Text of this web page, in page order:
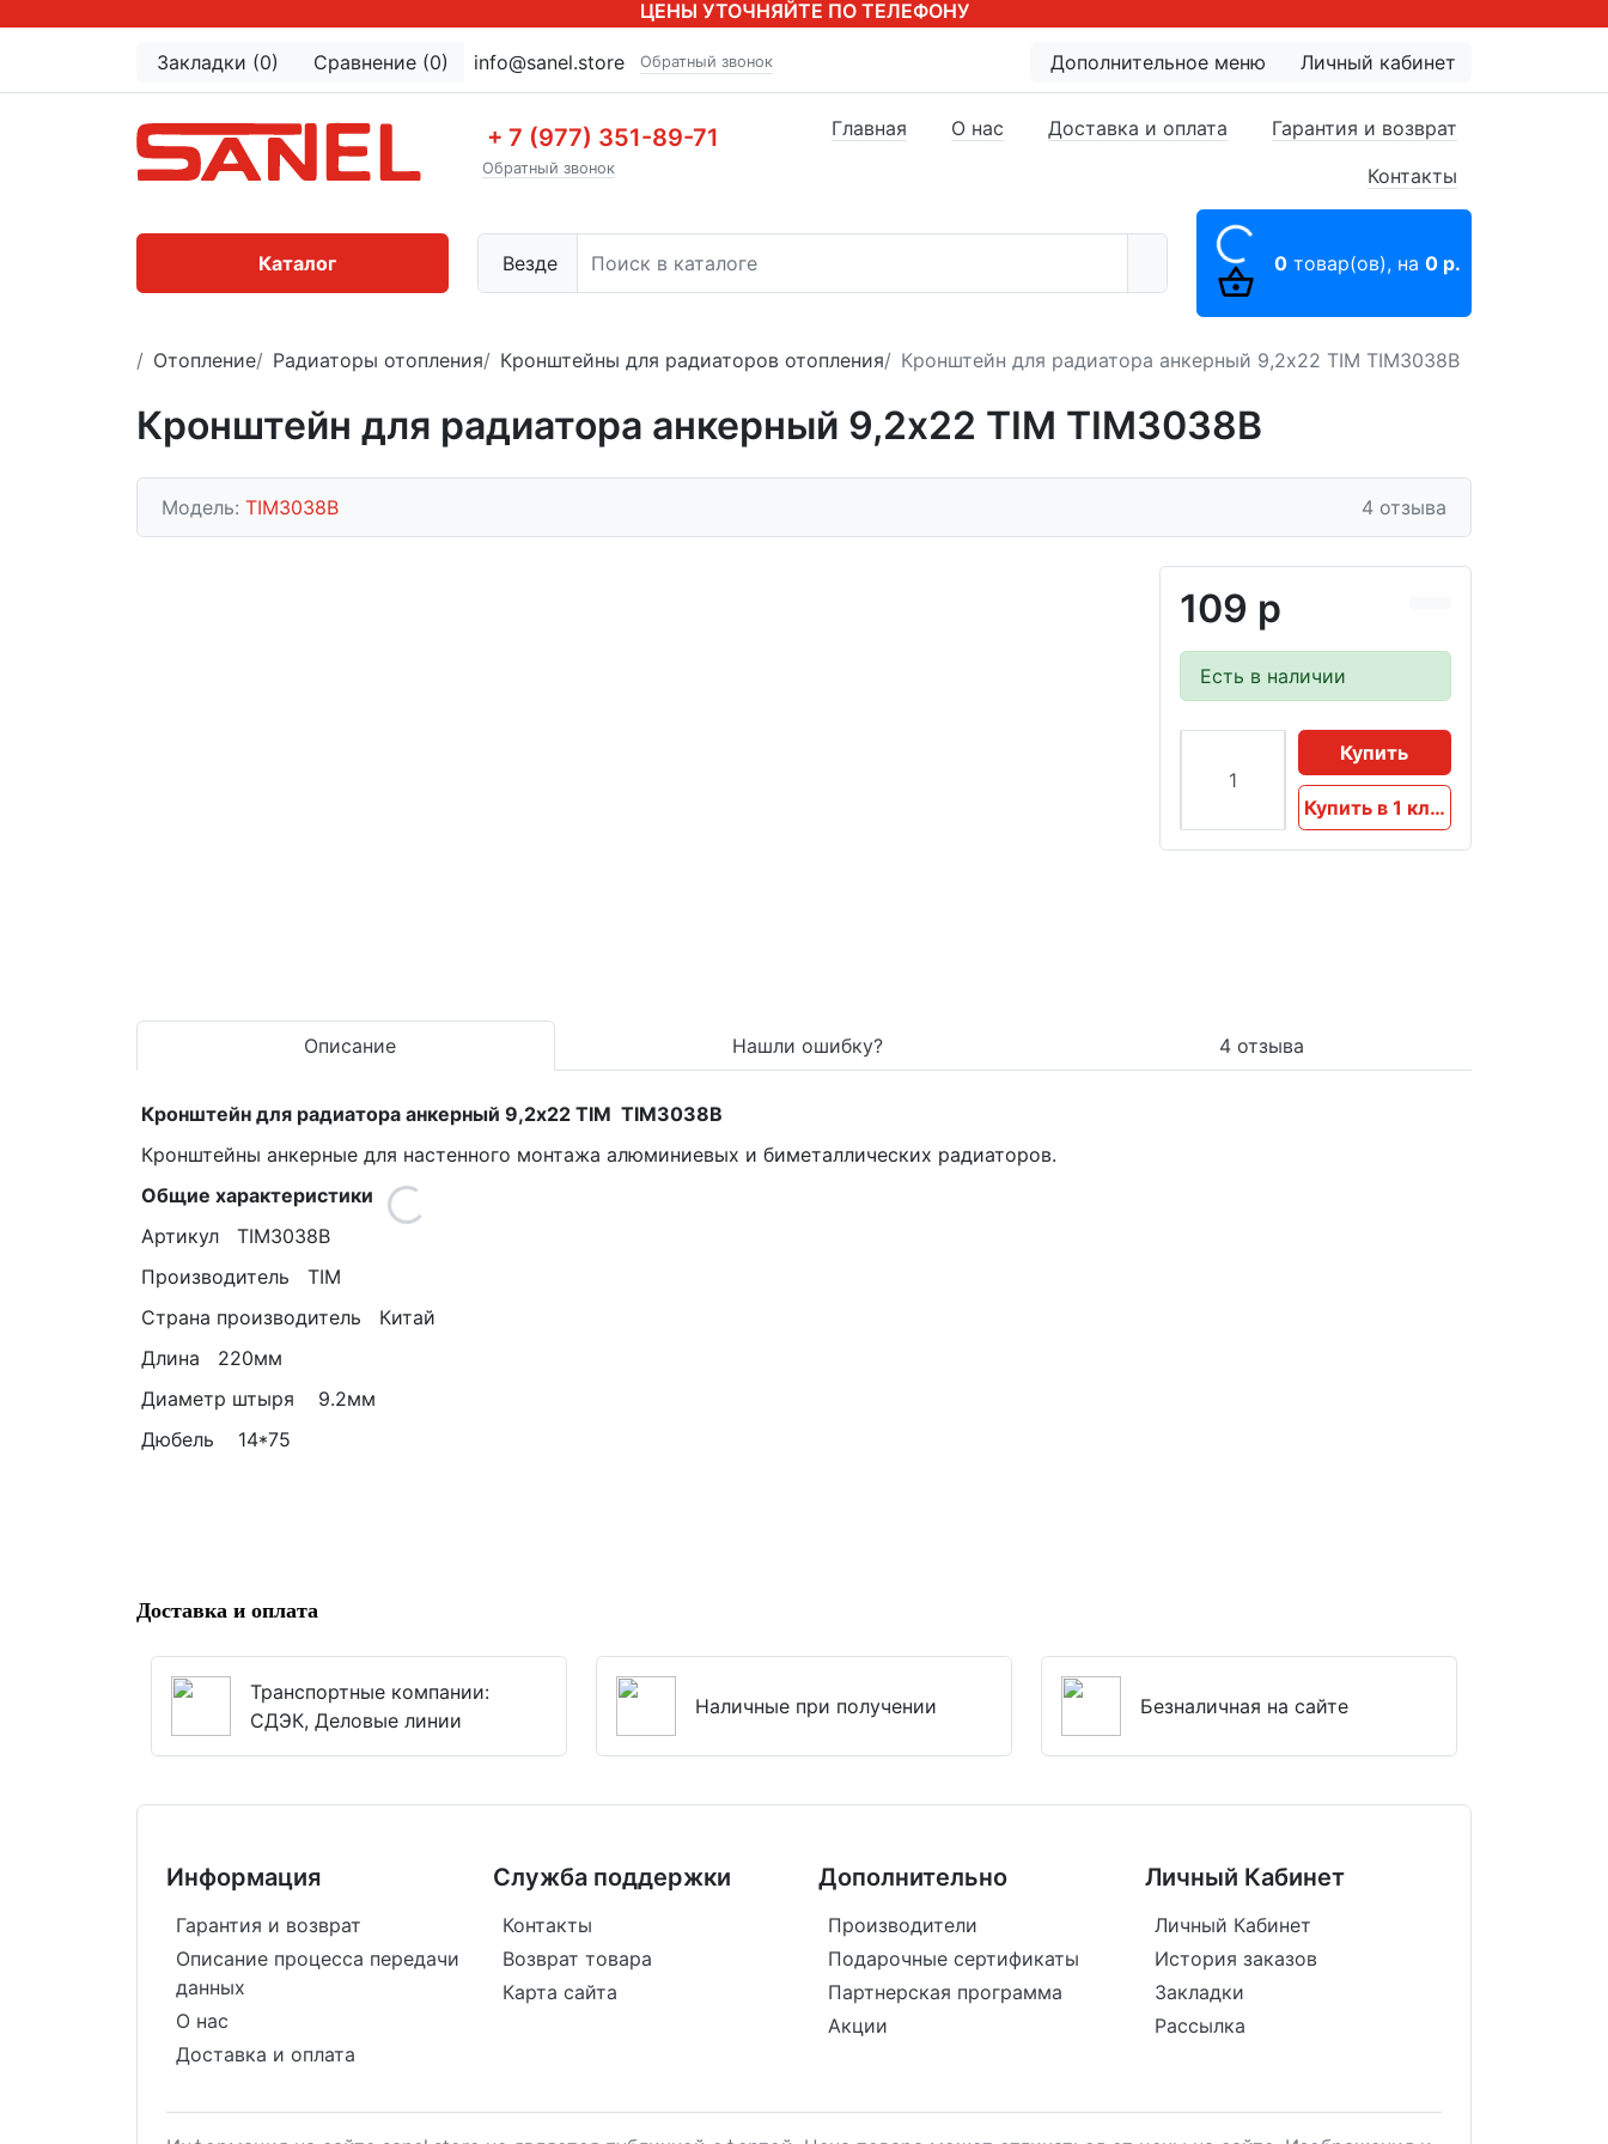
ЦЕНЫ УТОЧНЯЙТЕ ПО ТЕЛЕФОНУ
Закладки (0) Сравнение (0) info@sanel.store Обратный звонок Дополнительное меню Личный кабинет
+ 7 (977) 351-89-71
Обратный звонок
Везде
Главная О нас Доставка и оплата
Гарантия и возврат
Контакты
0 товар(ов), на 0 р.
Каталог
Отопление Радиаторы отопления Кронштейны для радиаторов отопления Кронштейн для радиатора анкерный 9,2x22 TIM TIM3038B
Кронштейн для радиатора анкерный 9,2x22 TIM TIM3038B
Модель: TIM3038B 4 отзыва
109 р
Есть в наличии
Купить
Купить в 1 клик
Описание Нашли ошибку? 4 отзыва
Кронштейн для радиатора анкерный 9,2x22 TIM TIM3038B
Кронштейны анкерные для настенного монтажа алюминиевых и биметаллических радиаторов.
Общие характеристики
Артикул TIM3038B
Производитель TIM
Страна производитель Китай
Длина 220мм
Диаметр штыря 9.2мм
Дюбель 14*75
Доставка и оплата
Транспортные компании:
СДЭК, Деловые линии
Наличные при получении Безналичная на сайте
Информация
Гарантия и возврат
Описание процесса передачи
данных
О нас
Доставка и оплата
Служба поддержки
Контакты
Возврат товара
Карта сайта
Дополнительно
Производители
Подарочные сертификаты
Партнерская программа
Акции
Личный Кабинет
Личный Кабинет
История заказов
Закладки
Рассылка